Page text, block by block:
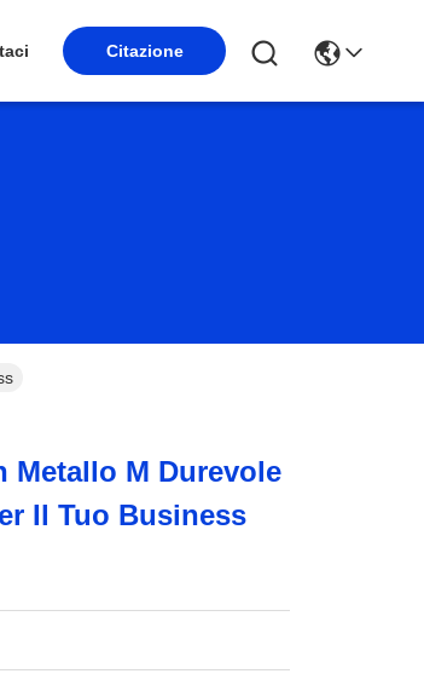
Citazione
Metallo M Durevole
Il Tuo Business